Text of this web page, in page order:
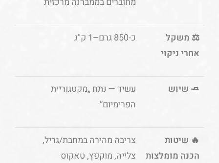
⚖️ משקל
אחרי ניקוי
כ-850 גרם–1 ק"ג
🧈 שיוש
עשיר — נתח „מקטגוריית
הפרימיום”
🔥 שיטות
הכנה מומלצות
צריבה מהירה במחבת/גריל,
צלייה, מוקפץ, טאקוס